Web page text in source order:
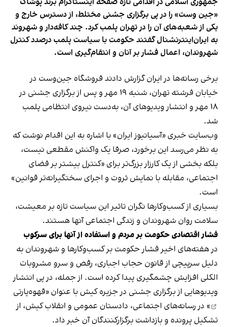
«جین وست» را در پی برگزاری جشنی مختلط، از دسترس خارج و
یکی از شعبه‌های آن را در تهران پلمب کرد. چند کافه‌‌دار و شهروند
به ایران‌اینترنشنال گفتند حکومت با سیاست پلمب درصدد کنترل
شهروندان، اعمال فشار بر آنان و انتقام‌گیری است.
برخی رسانه‌ها در ایران گزارش دادند فروشگاه جین‌وست در
خیابان فرشته تهران، شنبه ۱۹ مهر و پس از برگزاری جشنی در
۱۸ مهر و انتشار ویدیوهای آن، به‌دست نیروی انتظامی پلمب
شد.
وب‌سایت خبری «آسیانیوز ایران» با اشاره به این اقدام نوشت که
به نظر می‌رسد این برخورد، صرفا یک واکنش مقطعی نیست،
بلکه بخشی از یک کارزار بزرگ‌تر برای «کنترل بیشتر بر فضای
اجتماعی، مقابله با نمایش ثروت و اجرای سختگیرانه‌تر قوانین»
است.
بسیاری از کسب‌وکارها نگران تاثیر این سیاست‌ تازه بر معیشت،
سلامت روان شهروندان و زندگی اجتماعی آنها هستند.
فشار اقتصادی حکومت بر مردم و استفاده از آنها برای سرکوب
در هفته‌های اخیر فشار حکومت بر کسب‌وکارها و شهروندان به
دلیل سرپیچی از قانون حجاب اجباری، رقص و سرو مشروبات
الکلی افزایش چشمگیری پیدا کرده است. از جمله، در پی انتشار
ویدیوهایی از برگزاری جشنی در جزیره کیش با عنوان «قهوه‌پارتی
» در رسانه‌های اجتماعی، دادستان عمومی و انقلاب کیش، از
تشکیل پرونده و بازداشت برگزارکنندگان آن خبر داد.